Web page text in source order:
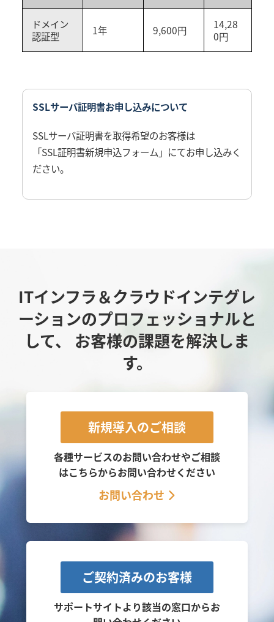
ドメイン
認証型
1年 9,600円
14,28
0円
SSLサーバ証明書お申し込みについて
SSLサーバ証明書を取得希望のお客様は
「SSL証明書新規申込フォーム」 にてお申し込みく
ださい。
ITインフラ＆クラウドインテグレ
ーションのプロフェッショナルと
して、
お客様の課題を解決しま
す。
新規導入のご相談
各種サービスのお問い合わせやご相談
はこちらからお問い合わせください
お問い合わせ
ご契約済みのお客様
サポートサイトより該当の窓口からお